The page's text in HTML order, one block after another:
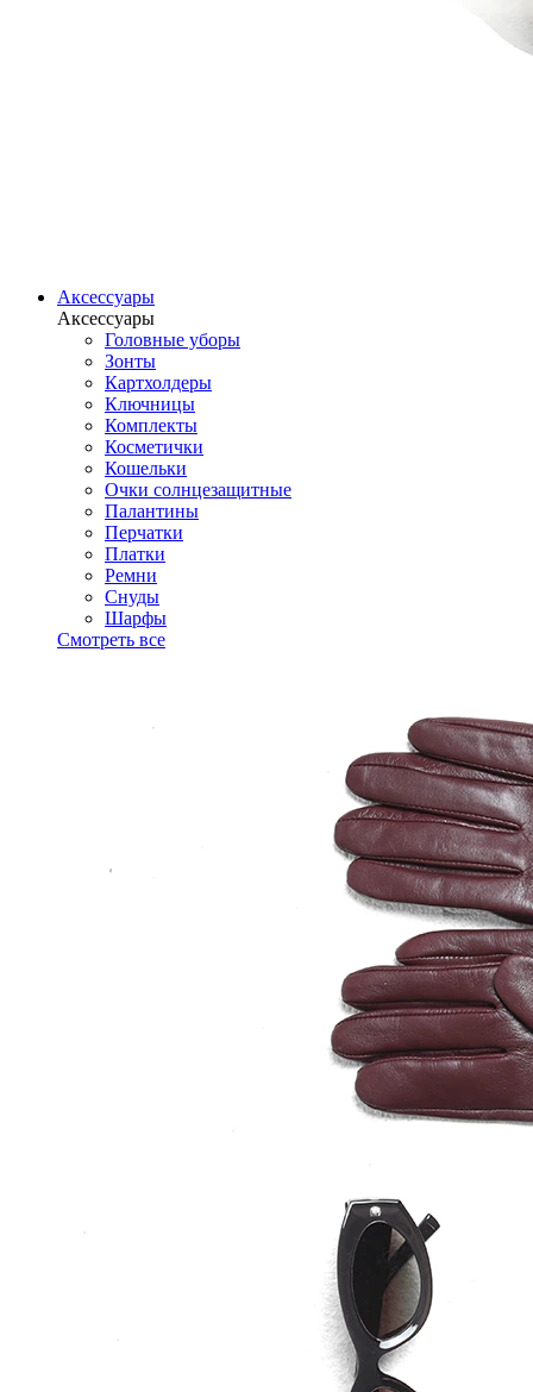
Аксессуары
Аксессуары
Головные уборы
Зонты
Картхолдеры
Ключницы
Комплекты
Косметички
Кошельки
Очки солнцезащитные
Палантины
Перчатки
Платки
Ремни
Снуды
Шарфы
Смотреть все